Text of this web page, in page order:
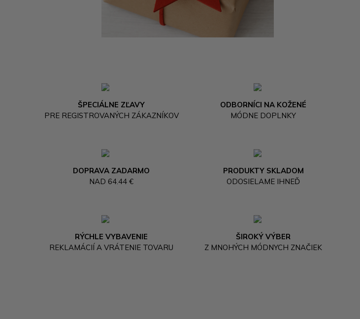
ŠPECIÁLNE ZĽAVY
PRE REGISTROVANÝCH ZÁKAZNÍKOV
ODBORNÍCI NA KOŽENÉ
MÓDNE DOPLNKY
DOPRAVA ZADARMO
NAD 64.44 €
PRODUKTY SKLADOM
ODOSIELAME IHNEĎ
RÝCHLE VYBAVENIE
REKLAMÁCIÍ A VRÁTENIE TOVARU
ŠIROKÝ VÝBER
Z MNOHÝCH MÓDNYCH ZNAČIEK